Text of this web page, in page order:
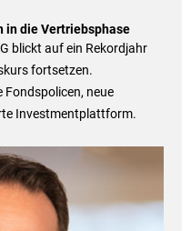
in die Vertriebsphase
blickt auf ein Rekordjahr
fortsetzen.
neue
Investmentplattform.